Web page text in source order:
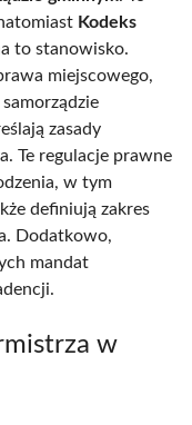
Kodeks
to stanowisko.
miejscowego,
zasady
Te regulacje prawne
w tym
definiują zakres
Dodatkowo,
mandat
w